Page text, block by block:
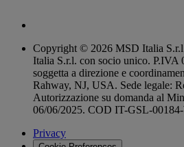
Copyright © 2026 MSD Italia
Italia S.r.l. con socio unico. P.IVA
soggetta a direzione e
Rahway, NJ, USA. Sede legale:
Autorizzazione su domanda al
06/06/2025. COD IT-GSL-
Privacy